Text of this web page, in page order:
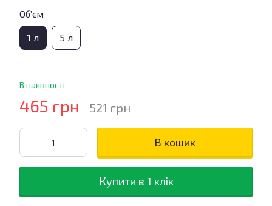
Об’єм
1 л 5 л
В наявності
465 грн 521 грн
В кошик
Купити в 1 клік